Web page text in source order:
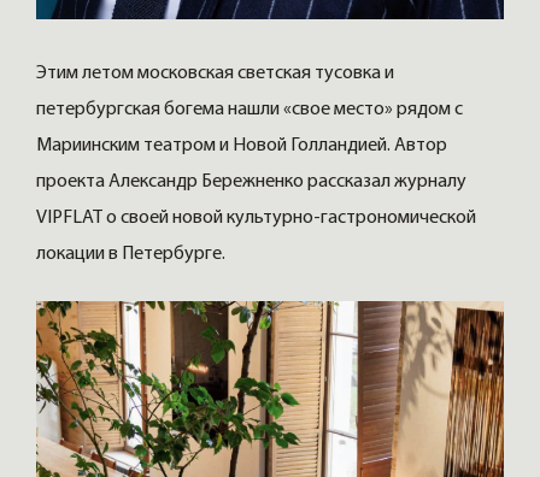
Этим летом московская светская тусовка и
петербургская богема нашли «свое место» рядом с
Мариинским театром и Новой Голландией. Автор
проекта Александр Бережненко рассказал журналу
VIPFLAT о своей новой культурно-гастрономической
локации в Петербурге.